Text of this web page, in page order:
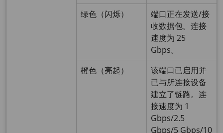
绿色（闪烁）
端口正在发送/接
收数据包。连接
速度为 25
Gbps。
橙色（亮起）
该端口已启用并
已与所连接设备
建立了链路。连
接速度为 1
Gbps/2.5
Gbps/5 Gbps/10